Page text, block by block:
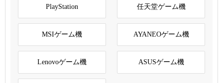
PlayStation 任天堂ゲーム機
MSIゲーム機 AYANEOゲーム機
Lenovoゲーム機 ASUSゲーム機